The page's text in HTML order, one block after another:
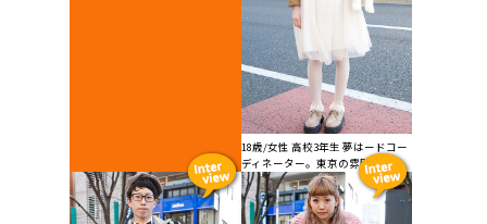
18歳/女性 高校3年生 夢はードコー
ディネーター。東京の雰囲...